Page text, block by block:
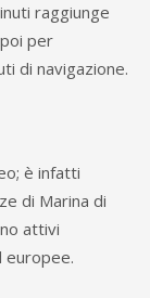
raggiunge
per
di navigazione.
è infatti
di Marina di
attivi
europee.